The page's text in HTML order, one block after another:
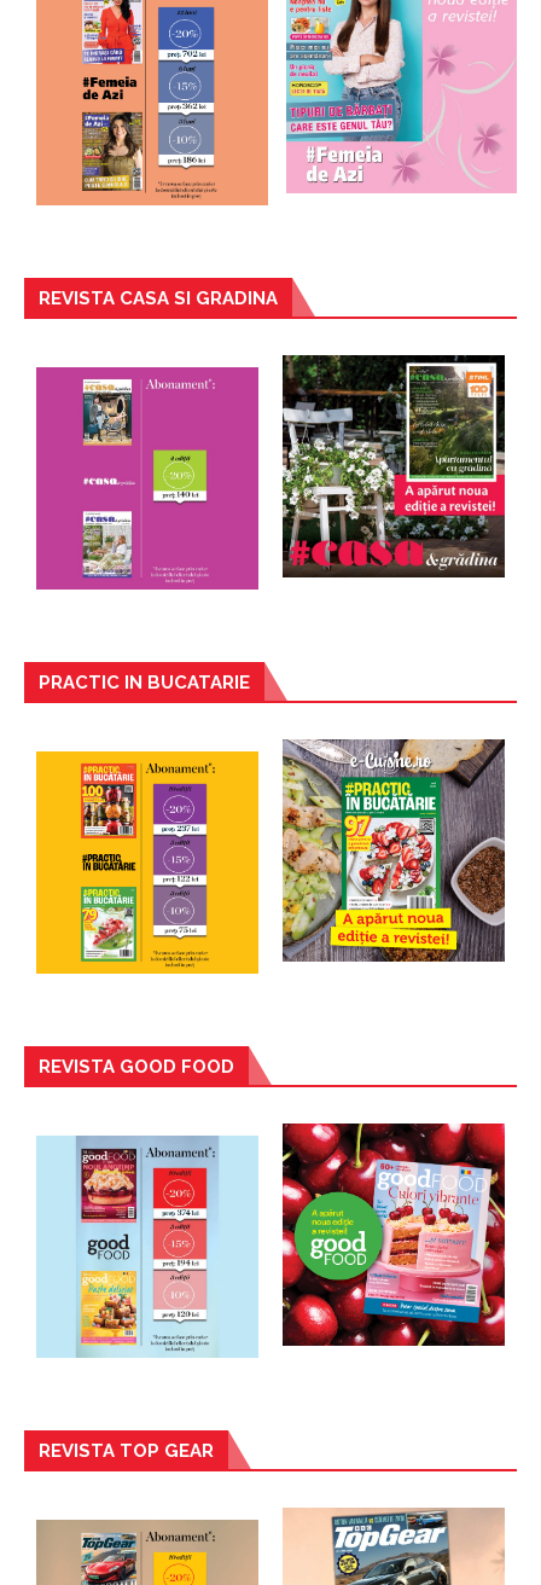
REVISTA CASA SI GRADINA
PRACTIC IN BUCATARIE
REVISTA GOOD FOOD
REVISTA TOP GEAR